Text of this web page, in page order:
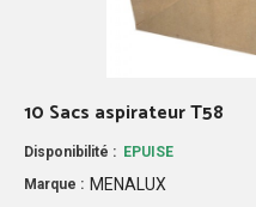
10 Sacs aspirateur T58
Disponibilité :
EPUISE
Marque : MENALUX